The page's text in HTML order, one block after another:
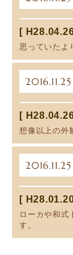
[
思っていたよ
2016.11.25
[
想像以上の外
2016.11.25
[
ローカや和式
す。